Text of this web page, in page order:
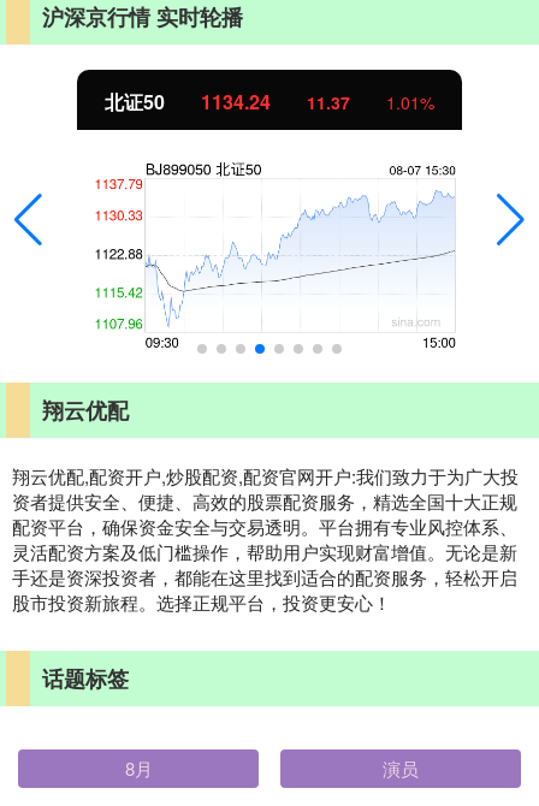
沪深京行情 实时轮播
北证50 1134.24 11.37 1.01%
翔云优配
翔云优配,配资开户,炒股配资,配资官网开户:我们致力于为广大投
资者提供安全、便捷、高效的股票配资服务，精选全国十大正规
配资平台，确保资金安全与交易透明。平台拥有专业风控体系、
灵活配资方案及低门槛操作，帮助用户实现财富增值。无论是新
手还是资深投资者，都能在这里找到适合的配资服务，轻松开启
股市投资新旅程。选择正规平台，投资更安心！
话题标签
8月 演员